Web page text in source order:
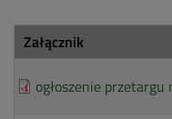
Załącznik
ogłoszenie